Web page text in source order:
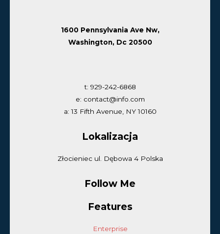
1600 Pennsylvania Ave Nw,
Washington, Dc 20500
t: 929-242-6868
e: contact@info.com
a: 13 Fifth Avenue, NY 10160
Lokalizacja
Złocieniec ul. Dębowa 4 Polska
Follow Me
Features
Enterprise